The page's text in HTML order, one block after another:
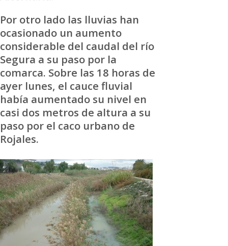
Por otro lado las lluvias han
ocasionado un aumento
considerable del caudal del río
Segura a su paso por la
comarca. Sobre las 18 horas de
ayer lunes, el cauce fluvial
había aumentado su nivel en
casi dos metros de altura a su
paso por el caco urbano de
Rojales.